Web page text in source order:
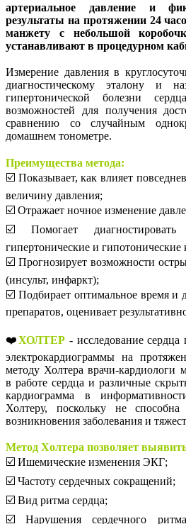
артериальное давление и
результаты на протяжении 24
манжету с небольшой
устанавливают в процедурном
Измерение давления в
диагностическому эталону и
гипертонической болезни
возможностей для получения
сравнению со случайным
домашнем тонометре.
Преимущества метода:
☑️ Показывает, как влияет
величину давления;⠀
☑️ Отражает ночное изменение
☑️ Помогает
гипертонические и гипотонические
☑️ Прогнозирует возможности
(инсульт, инфаркт);⠀
☑️ Подбирает оптимальное время и
препаратов, оценивает
❤️ХОЛТЕР- исследование сердца
электрокардиограммы на
методу Холтера врачи-кардиологи
в работе сердца и различные
кардиограмма в
Холтеру, поскольку не способна
возникновения заболевания и
Метод Холтера позволяет
☑️ Ишемические изменения ЭКГ;⠀
☑️ Частоту сердечных сокращений;⠀
☑️ Вид ритма сердца;⠀
☑️ Нарушения сердечного